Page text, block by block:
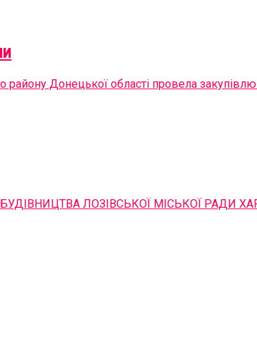
Донецької області провела
ЛОЗІВСЬКОЇ МІСЬКОЇ РАДИ